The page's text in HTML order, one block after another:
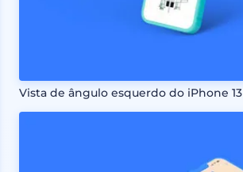
Vista de ângulo esquerdo do iPhone 13